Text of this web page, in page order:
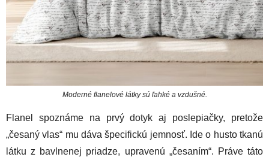
Moderné flanelové látky sú ľahké a vzdušné.
Flanel spoznáme na prvý dotyk aj poslepiačky, pretože
„česaný vlas“ mu dáva špecifickú jemnosť. Ide o husto tkanú
látku z bavlnenej priadze, upravenú „česaním“. Práve táto